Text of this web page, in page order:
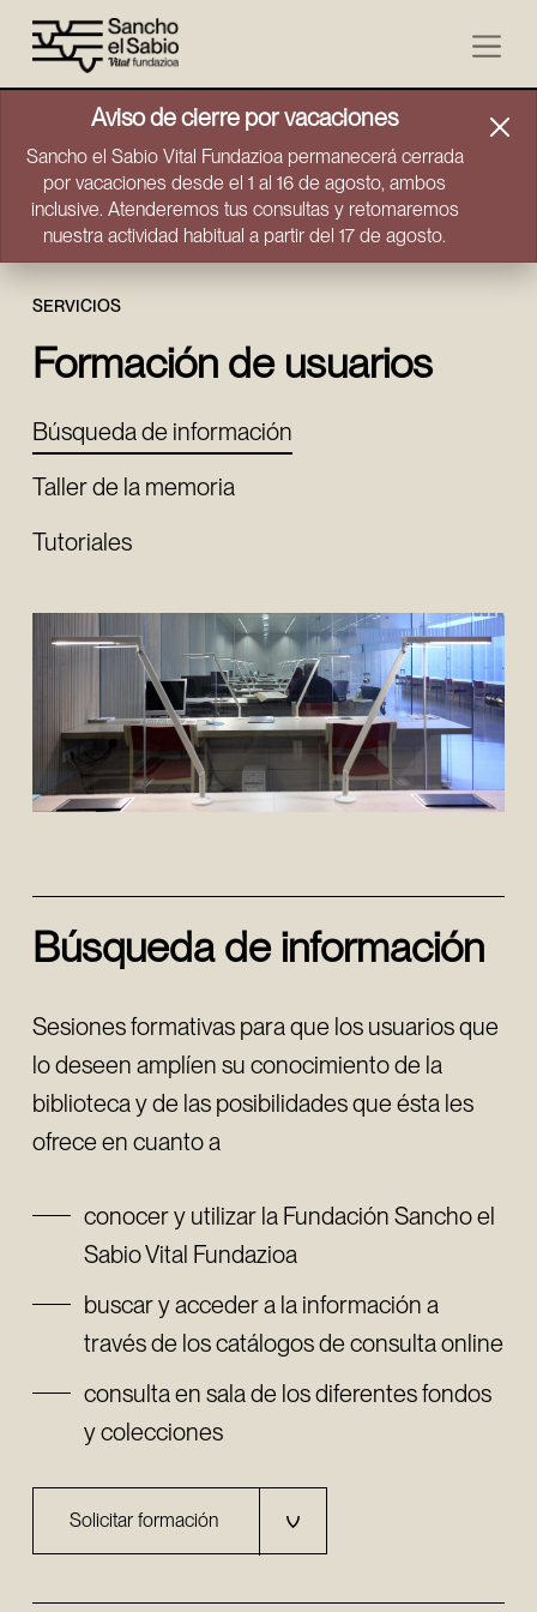
Ir directamente al contenido
Aviso de cierre por vacaciones
Sancho el Sabio Vital Fundazioa permanecerá cerrada
por vacaciones desde el 1 al 16 de agosto, ambos
inclusive. Atenderemos tus consultas y retomaremos
nuestra actividad habitual a partir del 17 de agosto.
SERVICIOS
Formación de usuarios
Búsqueda de información
Taller de la memoria
Tutoriales
Búsqueda de información
Sesiones formativas para que los usuarios que
lo deseen amplíen su conocimiento de la
biblioteca y de las posibilidades que ésta les
ofrece en cuanto a
conocer y utilizar la Fundación Sancho el
Sabio Vital Fundazioa
buscar y acceder a la información a
través de los catálogos de consulta online
consulta en sala de los diferentes fondos
y colecciones
Solicitar formación